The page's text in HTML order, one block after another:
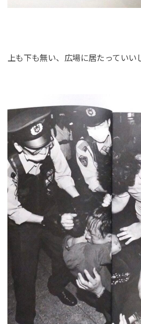
上も下も無い、広場に居たっていい